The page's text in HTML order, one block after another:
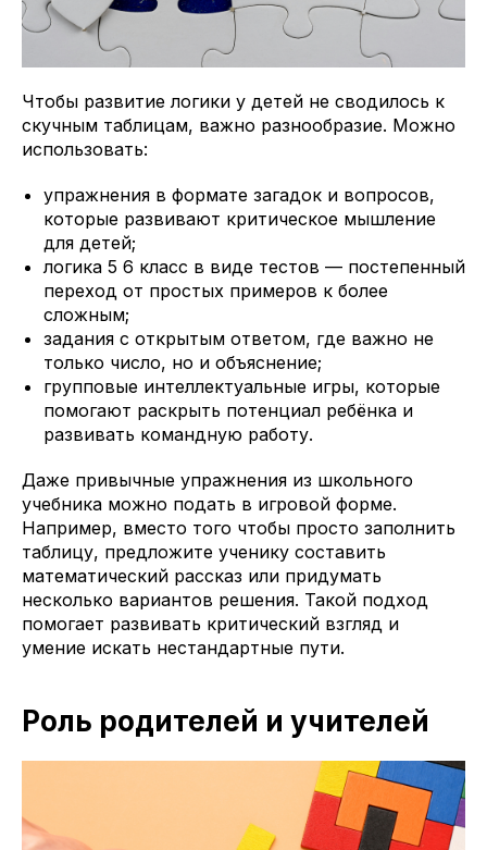
Чтобы развитие логики у детей не сводилось к
скучным таблицам, важно разнообразие. Можно
использовать:
упражнения в формате загадок и вопросов,
которые развивают критическое мышление
для детей;
логика 5 6 класс в виде тестов — постепенный
переход от простых примеров к более
сложным;
задания с открытым ответом, где важно не
только число, но и объяснение;
групповые интеллектуальные игры, которые
помогают раскрыть потенциал ребёнка и
развивать командную работу.
Даже привычные упражнения из школьного
учебника можно подать в игровой форме.
Например, вместо того чтобы просто заполнить
таблицу, предложите ученику составить
математический рассказ или придумать
несколько вариантов решения. Такой подход
помогает развивать критический взгляд и
умение искать нестандартные пути.
Роль родителей и учителей